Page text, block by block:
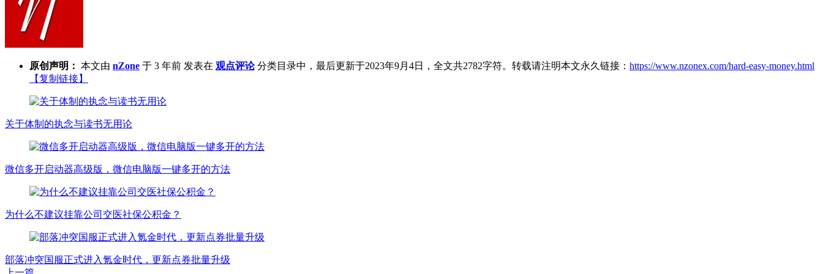
原创声明： 本文由 nZone 于 3 年前 发表在 观点评论分类目录中，最后更新于2023年9月4日，全文共2782字符。转载请注明本文永久链接： https://www.nzonex.com/hard-easy-money.html
【复制链接】
关于体制的执念与读书无用论
微信多开启动器高级版，微信电脑版一键多开的方法
为什么不建议挂靠公司交医社保公积金？
部落冲突国服正式进入氪金时代，更新点券批量升级